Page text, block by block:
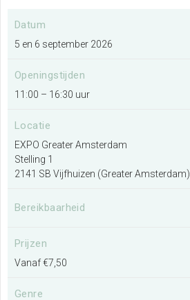
Datum
5 en 6 september 2026
Openingstijden
11:00 – 16:30 uur
Locatie
EXPO Greater Amsterdam
Stelling 1
2141 SB Vijfhuizen (Greater Amsterdam)
Bereikbaarheid
Prijzen
Vanaf €7,50
Genre